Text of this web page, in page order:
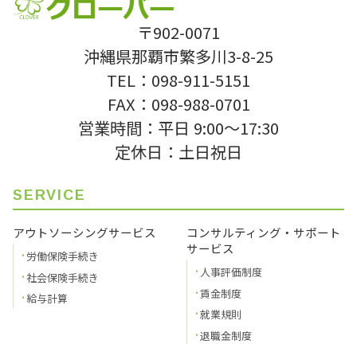
〒902-0071
沖縄県那覇市繁多川3-8-25
TEL：098-911-5151
FAX：098-988-0701
営業時間：平日 9:00〜17:30
定休日：土日祝日
SERVICE
アウトソーシングサービス
労働保険手続き
社会保険手続き
給与計算
コンサルティング・サポート
サービス
人事評価制度
賃金制度
就業規則
退職金制度